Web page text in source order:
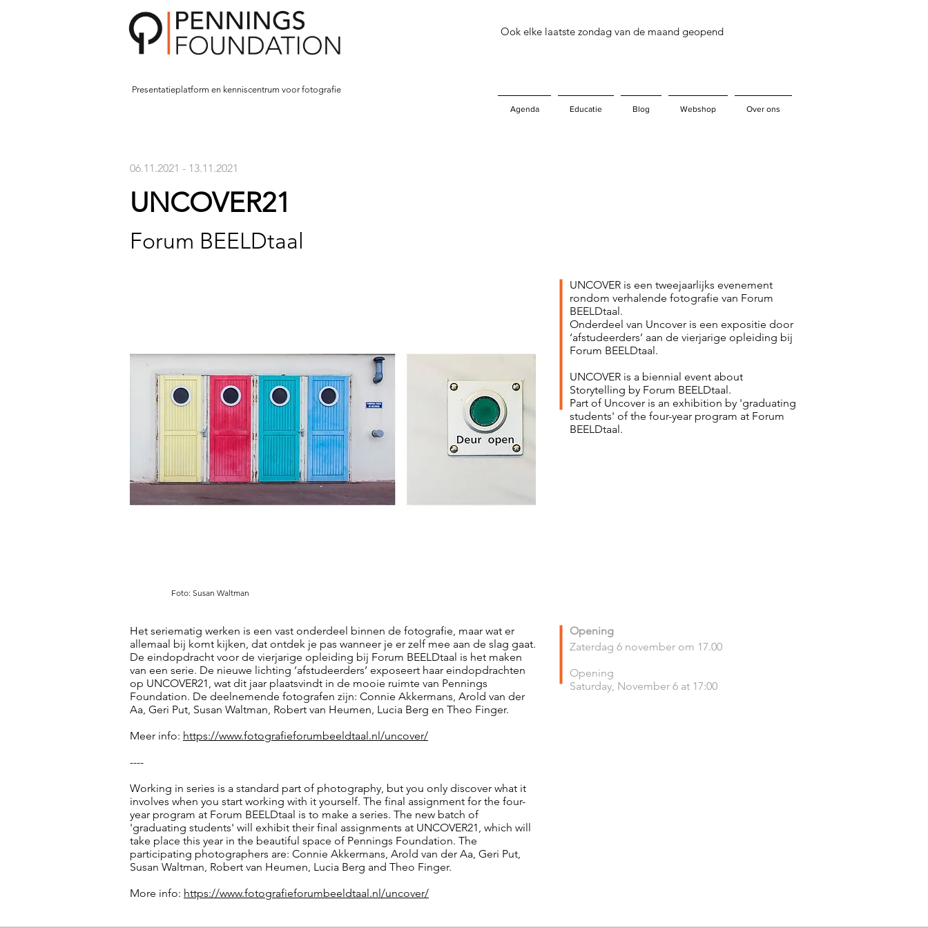
Ook elke laatste zondag van de maand geopend
Presentatieplatform en kenniscentrum voor fotografie
Agenda Educatie Blog Webshop Over ons
06.11.2021 - 13.11.2021
UNCOVER21
Forum BEELDtaal
UNCOVER is een tweejaarlijks evenement
rondom verhalende fotografie van Forum
BEELDtaal.
Onderdeel van Uncover is een expositie door
‘afstudeerders’ aan de vierjarige opleiding bij
Forum BEELDtaal.
UNCOVER is a biennial event about
Storytelling by Forum BEELDtaal.
Part of Uncover is an exhibition by 'graduating
students' of the four-year program at Forum
BEELDtaal.
Foto: Susan Waltman
Het seriematig werken is een vast onderdeel binnen de fotografie, maar wat er
allemaal bij komt kijken, dat ontdek je pas wanneer je er zelf mee aan de slag gaat.
De eindopdracht voor de vierjarige opleiding bij Forum BEELDtaal is het maken
van een serie. De nieuwe lichting ‘afstudeerders’ exposeert haar eindopdrachten
op UNCOVER21, wat dit jaar plaatsvindt in de mooie ruimte van Pennings
Foundation. De deelnemende fotografen zijn: Connie Akkermans, Arold van der
Aa, Geri Put, Susan Waltman, Robert van Heumen, Lucia Berg en Theo Finger.
Meer info: https://www.fotografieforumbeeldtaal.nl/uncover/
----
Working in series is a standard part of photography, but you only discover what it
involves when you start working with it yourself. The final assignment for the four-
year program at Forum BEELDtaal is to make a series. The new batch of
'graduating students' will exhibit their final assignments at UNCOVER21, which will
take place this year in the beautiful space of Pennings Foundation. The
participating photographers are: Connie Akkermans, Arold van der Aa, Geri Put,
Susan Waltman, Robert van Heumen, Lucia Berg and Theo Finger.
More info: https://www.fotografieforumbeeldtaal.nl/uncover/
Opening
Zaterdag 6 november om 17.00
Opening
Saturday, November 6 at 17:00